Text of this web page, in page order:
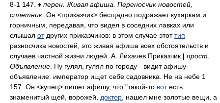
8-1 147. ♦ перен. Живая афиша. Переносчик новостей,
сплетник . Он <приказчик> бесщадно подражает кухаркам и
горничным, передавая, что видел в соседних лавках или
слышал отдругих приказчиков: в этом случае этоттип
разносчика новостей, это живая афиша всех обстоятельств и
случаев частной жизни людей. А. Лихачев Приказчик. | прост.
Объявление . Ну гулял, гулял по городу - видит афишу-
объявление: император ищет себе садовника. Не на небе 1
157. Он <купец> пишет афишу, что "такой-то вотесть
знаменитый щей, ворожей, доктор , нашел мне золотые вещи, а